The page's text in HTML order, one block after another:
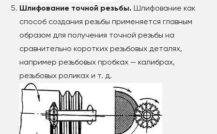
Шлифование точной резьбы. Шлифование как
способ создания резьбы применяется главным
образом для получения точной резьбы на
сравнительно коротких резьбовых деталях,
например резьбовых пробках — калибрах,
резьбовых роликах и т. д.